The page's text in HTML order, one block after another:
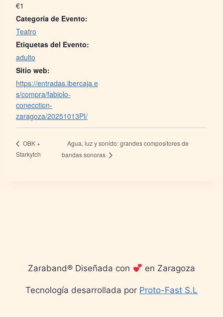
€1
Categoría de Evento:
Teatro
Etiquetas del Evento:
adulto
Sitio web:
https://entradas.ibercaja.e
s/compra/fabiolo-
conecction-
zaragoza/20251013PI/
OBK +
Starkytch
Agua, luz y sonido: grandes compositores de
bandas sonoras
Zaraband® Diseñada con en Zaragoza
Tecnología desarrollada por Proto-Fast S.L